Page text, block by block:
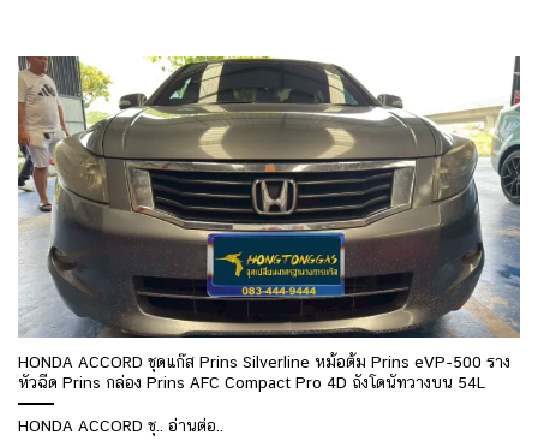
HONDA ACCORD ชุดแก๊ส Prins Silverline หม้อต้ม Prins eVP-500 ราง
หัวฉีด Prins กล่อง Prins AFC Compact Pro 4D ถังโดนัทวางบน 54L
HONDA ACCORD ชุ.. อ่านต่อ..